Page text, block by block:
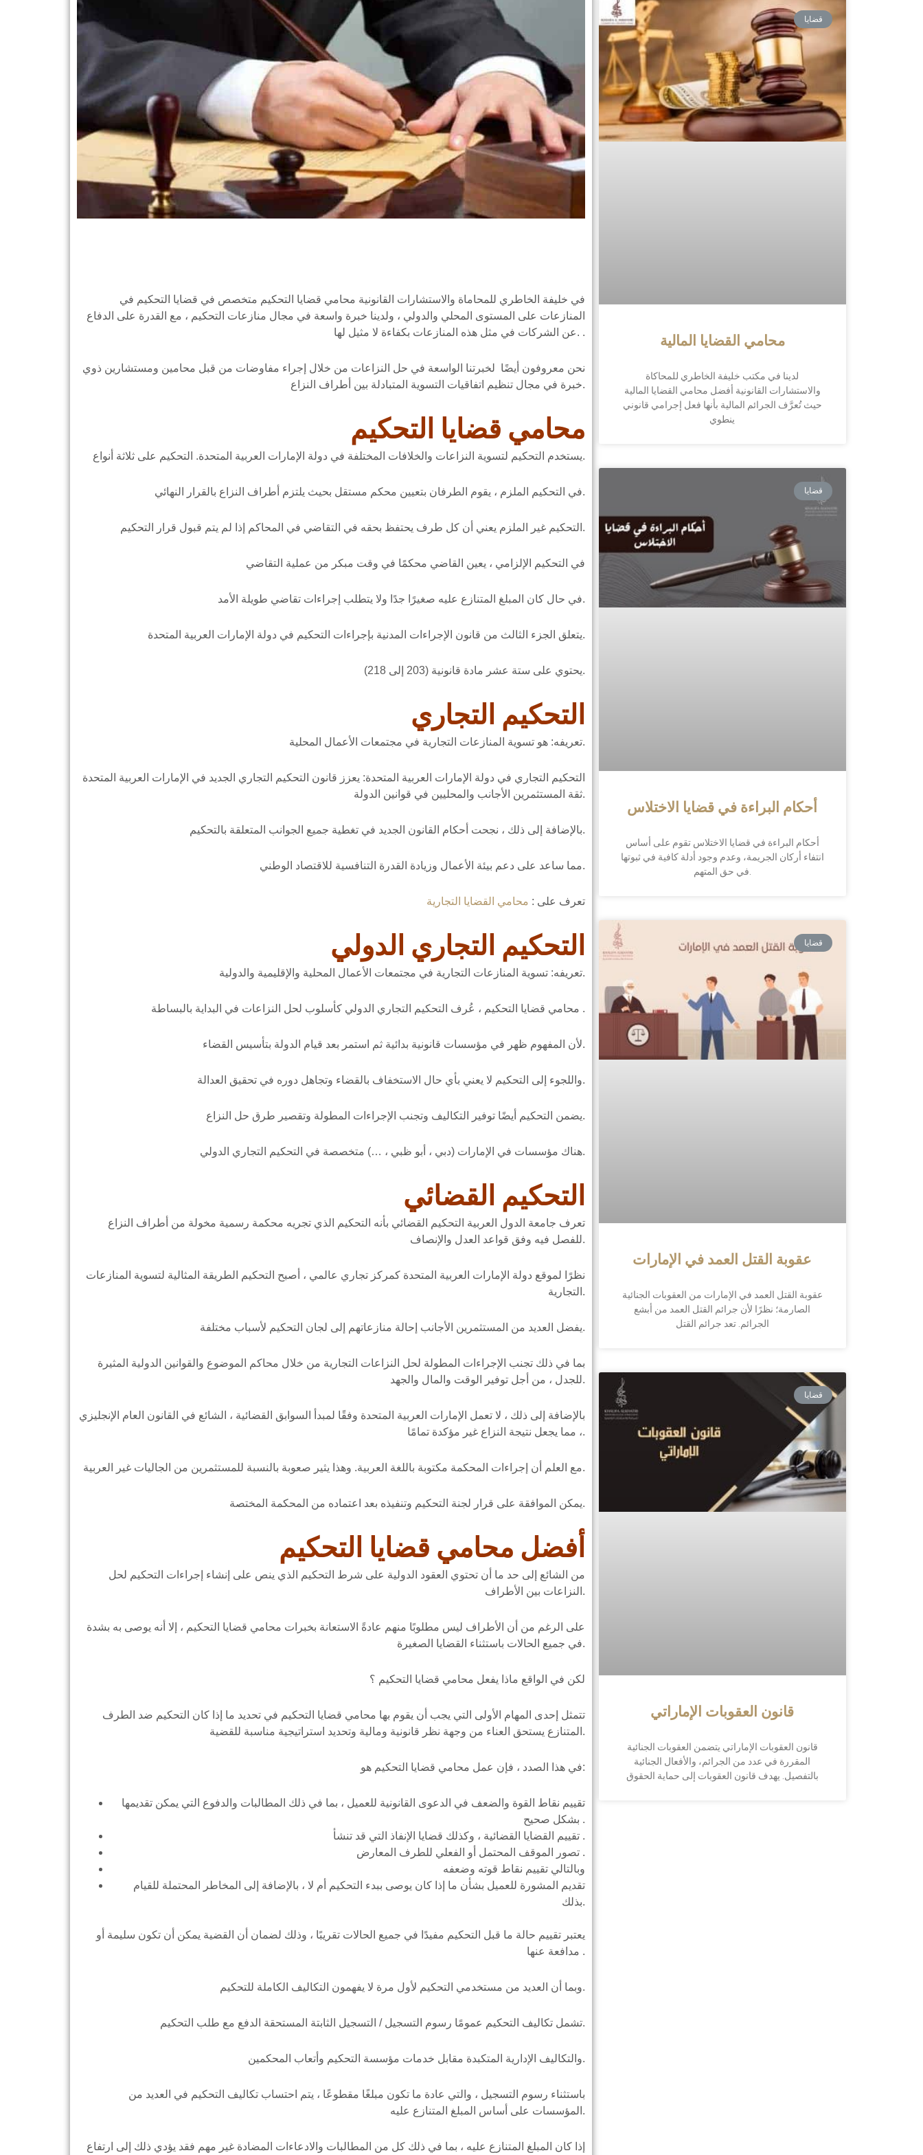
في خليفة الخاطري للمحاماة والاستشارات القانونية محامي قضايا التحكيم متخصص في قضايا التحكيم في
المنازعات على المستوى المحلي والدولي ، ولدينا خبرة واسعة في مجال منازعات التحكيم ، مع القدرة على الدفاع
عن الشركات في مثل هذه المنازعات بكفاءة لا مثيل لها. .
نحن معروفون أيضًا لخبرتنا الواسعة في حل النزاعات من خلال إجراء مفاوضات من قبل محامين ومستشارين ذوي
خبرة في مجال تنظيم اتفاقيات التسوية المتبادلة بين أطراف النزاع.
محامي قضايا التحكيم
يستخدم التحكيم لتسوية النزاعات والخلافات المختلفة في دولة الإمارات العربية المتحدة. التحكيم على ثلاثة أنواع.
في التحكيم الملزم ، يقوم الطرفان بتعيين محكم مستقل بحيث يلتزم أطراف النزاع بالقرار النهائي.
التحكيم غير الملزم يعني أن كل طرف يحتفظ بحقه في التقاضي في المحاكم إذا لم يتم قبول قرار التحكيم.
في التحكيم الإلزامي ، يعين القاضي محكمًا في وقت مبكر من عملية التقاضي
في حال كان المبلغ المتنازع عليه صغيرًا جدًا ولا يتطلب إجراءات تقاضي طويلة الأمد.
يتعلق الجزء الثالث من قانون الإجراءات المدنية بإجراءات التحكيم في دولة الإمارات العربية المتحدة.
يحتوي على ستة عشر مادة قانونية (203 إلى 218).
التحكيم التجاري
تعريفه: هو تسوية المنازعات التجارية في مجتمعات الأعمال المحلية.
التحكيم التجاري في دولة الإمارات العربية المتحدة: يعزز قانون التحكيم التجاري الجديد في الإمارات العربية المتحدة
ثقة المستثمرين الأجانب والمحليين في قوانين الدولة.
بالإضافة إلى ذلك ، نجحت أحكام القانون الجديد في تغطية جميع الجوانب المتعلقة بالتحكيم.
مما ساعد على دعم بيئة الأعمال وزيادة القدرة التنافسية للاقتصاد الوطني.
تعرف على : محامي القضايا التجارية
التحكيم التجاري الدولي
تعريفه: تسوية المنازعات التجارية في مجتمعات الأعمال المحلية والإقليمية والدولية.
محامي قضايا التحكيم ، عُرف التحكيم التجاري الدولي كأسلوب لحل النزاعات في البداية بالبساطة .
لأن المفهوم ظهر في مؤسسات قانونية بدائية ثم استمر بعد قيام الدولة بتأسيس القضاء.
واللجوء إلى التحكيم لا يعني بأي حال الاستخفاف بالقضاء وتجاهل دوره في تحقيق العدالة.
يضمن التحكيم أيضًا توفير التكاليف وتجنب الإجراءات المطولة وتقصير طرق حل النزاع.
هناك مؤسسات في الإمارات (دبي ، أبو ظبي ، …) متخصصة في التحكيم التجاري الدولي.
التحكيم القضائي
تعرف جامعة الدول العربية التحكيم القضائي بأنه التحكيم الذي تجريه محكمة رسمية مخولة من أطراف النزاع
للفصل فيه وفق قواعد العدل والإنصاف.
نظرًا لموقع دولة الإمارات العربية المتحدة كمركز تجاري عالمي ، أصبح التحكيم الطريقة المثالية لتسوية المنازعات
التجارية.
يفضل العديد من المستثمرين الأجانب إحالة منازعاتهم إلى لجان التحكيم لأسباب مختلفة.
بما في ذلك تجنب الإجراءات المطولة لحل النزاعات التجارية من خلال محاكم الموضوع والقوانين الدولية المثيرة
للجدل ، من أجل توفير الوقت والمال والجهد.
بالإضافة إلى ذلك ، لا تعمل الإمارات العربية المتحدة وفقًا لمبدأ السوابق القضائية ، الشائع في القانون العام الإنجليزي
، مما يجعل نتيجة النزاع غير مؤكدة تمامًا.
مع العلم أن إجراءات المحكمة مكتوبة باللغة العربية. وهذا يثير صعوبة بالنسبة للمستثمرين من الجاليات غير العربية.
يمكن الموافقة على قرار لجنة التحكيم وتنفيذه بعد اعتماده من المحكمة المختصة.
أفضل محامي قضايا التحكيم
من الشائع إلى حد ما أن تحتوي العقود الدولية على شرط التحكيم الذي ينص على إنشاء إجراءات التحكيم لحل
النزاعات بين الأطراف.
على الرغم من أن الأطراف ليس مطلوبًا منهم عادةً الاستعانة بخبرات محامي قضايا التحكيم ، إلا أنه يوصى به بشدة
في جميع الحالات باستثناء القضايا الصغيرة.
لكن في الواقع ماذا يفعل محامي قضايا التحكيم ؟
تتمثل إحدى المهام الأولى التي يجب أن يقوم بها محامي قضايا التحكيم في تحديد ما إذا كان التحكيم ضد الطرف
المتنازع يستحق العناء من وجهة نظر قانونية ومالية وتحديد استراتيجية مناسبة للقضية.
في هذا الصدد ، فإن عمل محامي قضايا التحكيم هو:
تقييم نقاط القوة والضعف في الدعوى القانونية للعميل ، بما في ذلك المطالبات والدفوع التي يمكن تقديمها
بشكل صحيح .
تقييم القضايا القضائية ، وكذلك قضايا الإنفاذ التي قد تنشأ .
تصور الموقف المحتمل أو الفعلي للطرف المعارض .
وبالتالي تقييم نقاط قوته وضعفه
تقديم المشورة للعميل بشأن ما إذا كان يوصى ببدء التحكيم أم لا ، بالإضافة إلى المخاطر المحتملة للقيام
بذلك.
يعتبر تقييم حالة ما قبل التحكيم مفيدًا في جميع الحالات تقريبًا ، وذلك لضمان أن القضية يمكن أن تكون سليمة أو
مدافعة عنها .
وبما أن العديد من مستخدمي التحكيم لأول مرة لا يفهمون التكاليف الكاملة للتحكيم.
تشمل تكاليف التحكيم عمومًا رسوم التسجيل / التسجيل الثابتة المستحقة الدفع مع طلب التحكيم.
والتكاليف الإدارية المتكبدة مقابل خدمات مؤسسة التحكيم وأتعاب المحكمين.
باستثناء رسوم التسجيل ، والتي عادة ما تكون مبلغًا مقطوعًا ، يتم احتساب تكاليف التحكيم في العديد من
المؤسسات على أساس المبلغ المتنازع عليه.
إذا كان المبلغ المتنازع عليه ، بما في ذلك كل من المطالبات والادعاءات المضادة غير مهم فقد يؤدي ذلك إلى ارتفاع
قضايا
محامي القضايا المالية
لدينا في مكتب خليفة الخاطري للمحاكاة
والاستشارات القانونية أفضل محامي القضايا المالية
حيث تُعرَّف الجرائم المالية بأنها فعل إجرامي قانوني
ينطوي
قضايا
أحكام البراءة في قضايا الاختلاس
أحكام البراءة في قضايا الاختلاس تقوم على أساس
انتفاء أركان الجريمة، وعدم وجود أدلة كافية في ثبوتها
قضايا
عقوبة القتل العمد في الإمارات
عقوبة القتل العمد في الإمارات من العقوبات الجنائية
الصارمة؛ نظرًا لأن جرائم القتل العمد من أبشع
الجرائم. تعد جرائم القتل
قضايا
قانون العقوبات الإماراتي
قانون العقوبات الإماراتي يتضمن العقوبات الجنائية
المقررة في عدد من الجرائم، والأفعال الجنائية
بالتفصيل. يهدف قانون العقوبات إلى حماية الحقوق